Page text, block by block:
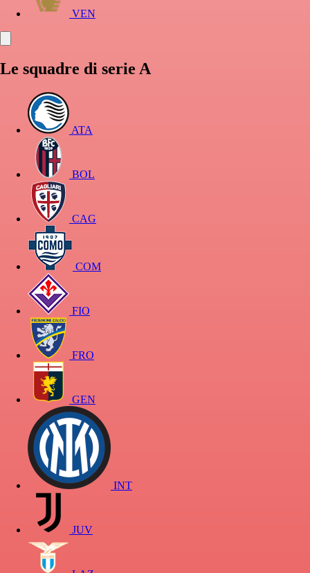
VEN
Le squadre di serie A
ATA
BOL
CAG
COM
FIO
FRO
GEN
INT
JUV